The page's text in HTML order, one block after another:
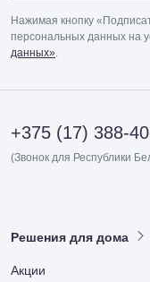
Нажимая кнопку
персональных данных на
данных»
+375 (17) 388-
(Звонок для Республики
Решения для дома
Акции